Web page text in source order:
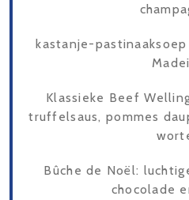
kastanje-
Klassieke Beef
truffelsaus, pommes
Bûche de Noël:
chocolade